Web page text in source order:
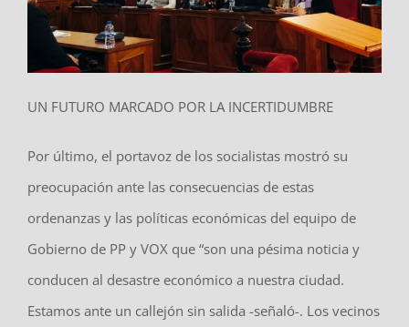
UN FUTURO MARCADO POR LA INCERTIDUMBRE
Por último, el portavoz de los socialistas mostró su
preocupación ante las consecuencias de estas
ordenanzas y las políticas económicas del equipo de
Gobierno de PP y VOX que “son una pésima noticia y
conducen al desastre económico a nuestra ciudad.
Estamos ante un callejón sin salida -señaló-. Los vecinos